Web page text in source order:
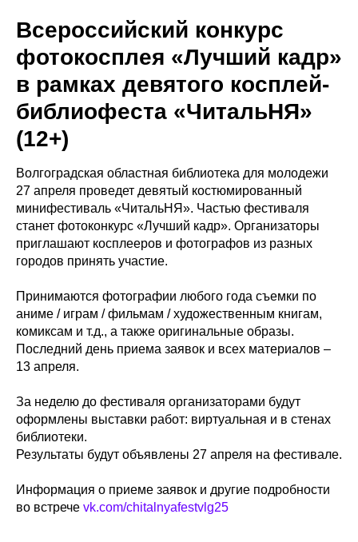
Всероссийский конкурс
фотокосплея «Лучший кадр»
в рамках девятого косплей-
библиофеста «ЧитальНЯ»
(12+)
Волгоградская областная библиотека для молодежи
27 апреля проведет девятый костюмированный
минифестиваль «ЧитальНЯ». Частью фестиваля
станет фотоконкурс «Лучший кадр». Организаторы
приглашают косплееров и фотографов из разных
городов принять участие.
Принимаются фотографии любого года съемки по
аниме / играм / фильмам / художественным книгам,
комиксам и т.д., а также оригинальные образы.
Последний день приема заявок и всех материалов –
13 апреля.
За неделю до фестиваля организаторами будут
оформлены выставки работ: виртуальная и в стенах
библиотеки.
Результаты будут объявлены 27 апреля на фестивале.
Информация о приеме заявок и другие подробности
во встрече vk.com/chitalnyafestvlg25